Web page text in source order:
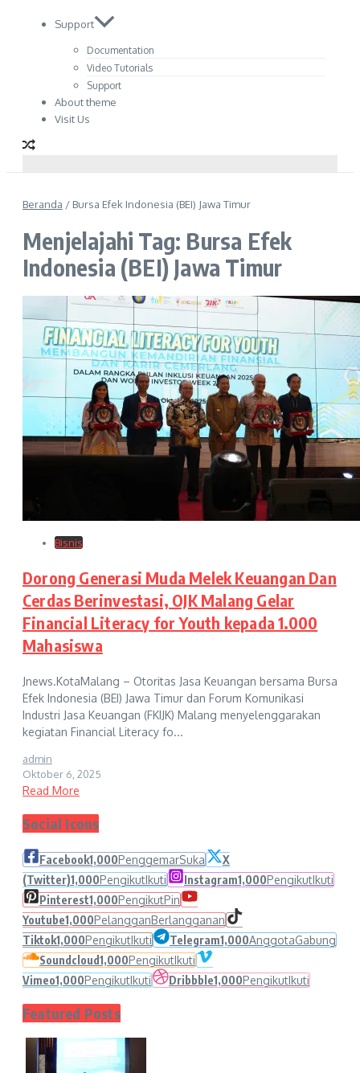
Support
Documentation
Video Tutorials
Support
About theme
Visit Us
Beranda / Bursa Efek Indonesia (BEI) Jawa Timur
Menjelajahi Tag: Bursa Efek
Indonesia (BEI) Jawa Timur
Bisnis
Dorong Generasi Muda Melek Keuangan Dan
Cerdas Berinvestasi, OJK Malang Gelar
Financial Literacy for Youth kepada 1.000
Mahasiswa
Jnews.KotaMalang – Otoritas Jasa Keuangan bersama Bursa
Efek Indonesia (BEI) Jawa Timur dan Forum Komunikasi
Industri Jasa Keuangan (FKIJK) Malang menyelenggarakan
kegiatan Financial Literacy fo...
admin
Oktober 6, 2025
Read More
Social Icons
Facebook1,000PenggemarSuka
X
(Twitter)1,000PengikutIkuti Instagram1,000PengikutIkuti
Pinterest1,000PengikutPin
Youtube1,000PelangganBerlangganan
Tiktok1,000PengikutIkuti Telegram1,000AnggotaGabung
Soundcloud1,000PengikutIkuti
Vimeo1,000PengikutIkuti Dribbble1,000PengikutIkuti
Featured Posts